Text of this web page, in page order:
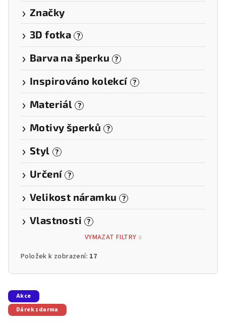
Značky
3D fotka
?
Barva na šperku ?
Inspirováno kolekcí ?
Materiál ?
Motivy šperků ?
Styl ?
Určení ?
Velikost náramku ?
Vlastnosti ?
VYMAZAT FILTRY
Položek k zobrazení: 17
V
ý
p
Akce
Dárek zdarma